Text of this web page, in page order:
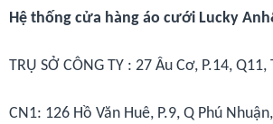
Hệ thống cửa hàng áo cưới Lucky
TRỤ SỞ CÔNG TY : 27 Âu Cơ, P.14, Q11,
CN1: 126 Hồ Văn Huê, P.9, Q Phú